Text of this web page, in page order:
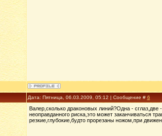
Дата: Пятница, 06.03.2009, 05:12 | Сообщение # 6
Валер,сколько драконовых линий?Одна -
неоправданного риска,это может заканчиваться
резкие,глубокие,будто прорезаны ножом,при